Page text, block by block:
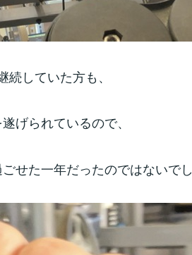
続していた方も、
げられているので、
せた一年だったのではないでし